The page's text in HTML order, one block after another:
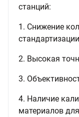
станций:
1. Снижение
2. Высокая
3.
4. Наличие
материалов